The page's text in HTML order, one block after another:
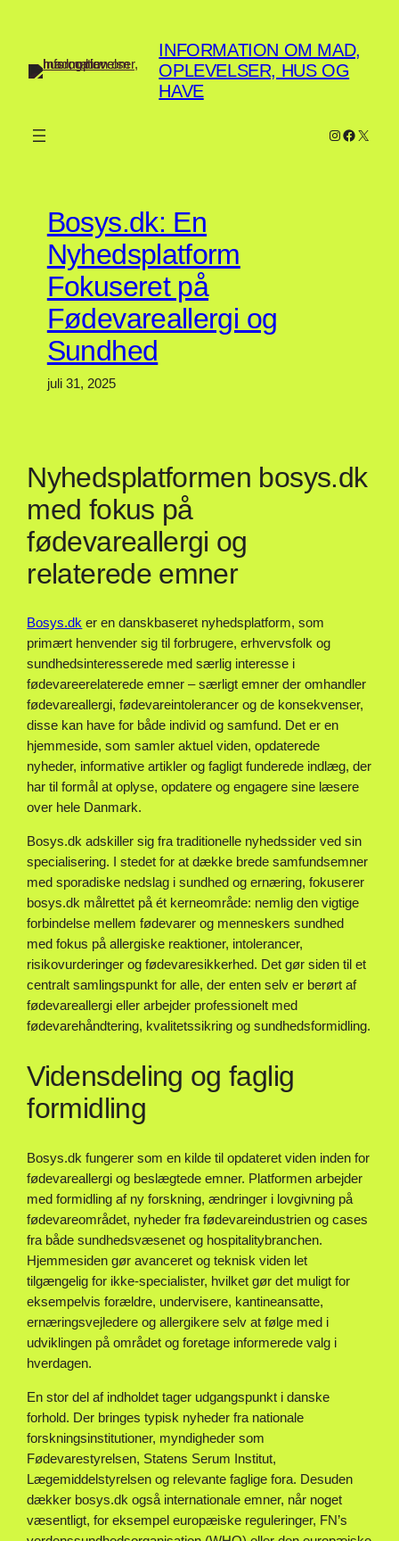
indhold
INFORMATION OM MAD,
OPLEVELSER, HUS OG
HAVE
Instagram
X
Bosys.dk: En
Nyhedsplatform
Fokuseret på
Fødevareallergi og
Sundhed
juli 31, 2025
Nyhedsplatformen bosys.dk
med fokus på
fødevareallergi og
relaterede emner
Bosys.dk er en danskbaseret nyhedsplatform, som
primært henvender sig til forbrugere, erhvervsfolk og
sundhedsinteresserede med særlig interesse i
fødevareerelaterede emner – særligt emner der omhandler
fødevareallergi, fødevareintolerancer og de konsekvenser,
disse kan have for både individ og samfund. Det er en
hjemmeside, som samler aktuel viden, opdaterede
nyheder, informative artikler og fagligt funderede indlæg, der
har til formål at oplyse, opdatere og engagere sine læsere
over hele Danmark.
Bosys.dk adskiller sig fra traditionelle nyhedssider ved sin
specialisering. I stedet for at dække brede samfundsemner
med sporadiske nedslag i sundhed og ernæring, fokuserer
bosys.dk målrettet på ét kerneområde: nemlig den vigtige
forbindelse mellem fødevarer og menneskers sundhed
med fokus på allergiske reaktioner, intolerancer,
risikovurderinger og fødevaresikkerhed. Det gør siden til et
centralt samlingspunkt for alle, der enten selv er berørt af
fødevareallergi eller arbejder professionelt med
fødevarehåndtering, kvalitetssikring og sundhedsformidling.
Vidensdeling og faglig
formidling
Bosys.dk fungerer som en kilde til opdateret viden inden for
fødevareallergi og beslægtede emner. Platformen arbejder
med formidling af ny forskning, ændringer i lovgivning på
fødevareområdet, nyheder fra fødevareindustrien og cases
fra både sundhedsvæsenet og hospitalitybranchen.
Hjemmesiden gør avanceret og teknisk viden let
tilgængelig for ikke-specialister, hvilket gør det muligt for
eksempelvis forældre, undervisere, kantineansatte,
ernæringsvejledere og allergikere selv at følge med i
udviklingen på området og foretage informerede valg i
hverdagen.
En stor del af indholdet tager udgangspunkt i danske
forhold. Der bringes typisk nyheder fra nationale
forskningsinstitutioner, myndigheder som
Fødevarestyrelsen, Statens Serum Institut,
Lægemiddelstyrelsen og relevante faglige fora. Desuden
dækker bosys.dk også internationale emner, når noget
væsentligt, for eksempel europæiske reguleringer, FN’s